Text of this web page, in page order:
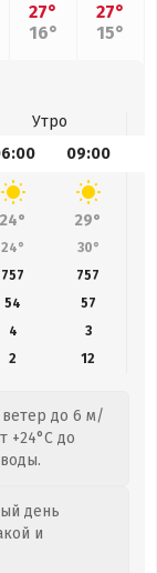
27°
16°
27°
15°
Утро
09:00
24° 29°
24° 30°
757 757
54 57
4
3
2 12
до 6 м/
+24°C до
день
и